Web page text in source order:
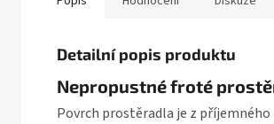
Detailní popis produktu
Nepropustné froté
Povrch prostěradla je z